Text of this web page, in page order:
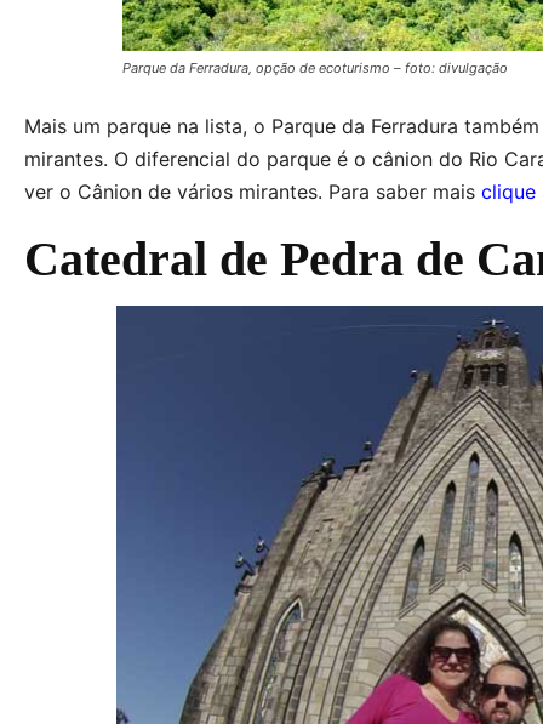
Parque da Ferradura, opção de ecoturismo – foto: divulgação
Mais um parque na lista, o Parque da Ferradura
mirantes. O diferencial do parque é o cânion do Rio
ver o Cânion de vários mirantes. Para saber mais clique
Catedral de Pedra de